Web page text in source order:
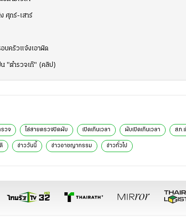
ศุกร์-เสาร์
บครัวแจ้งเอาผิด
"ตำรวจเก๊" (คลิป)
วจ ไล่สายตรวจปิดผับ เปิดเกินเวลา ผับเปิดเกินเวลา สภ.
ข่าววันนี้ ข่าวอาชญากรรม ข่าวทั่วไป